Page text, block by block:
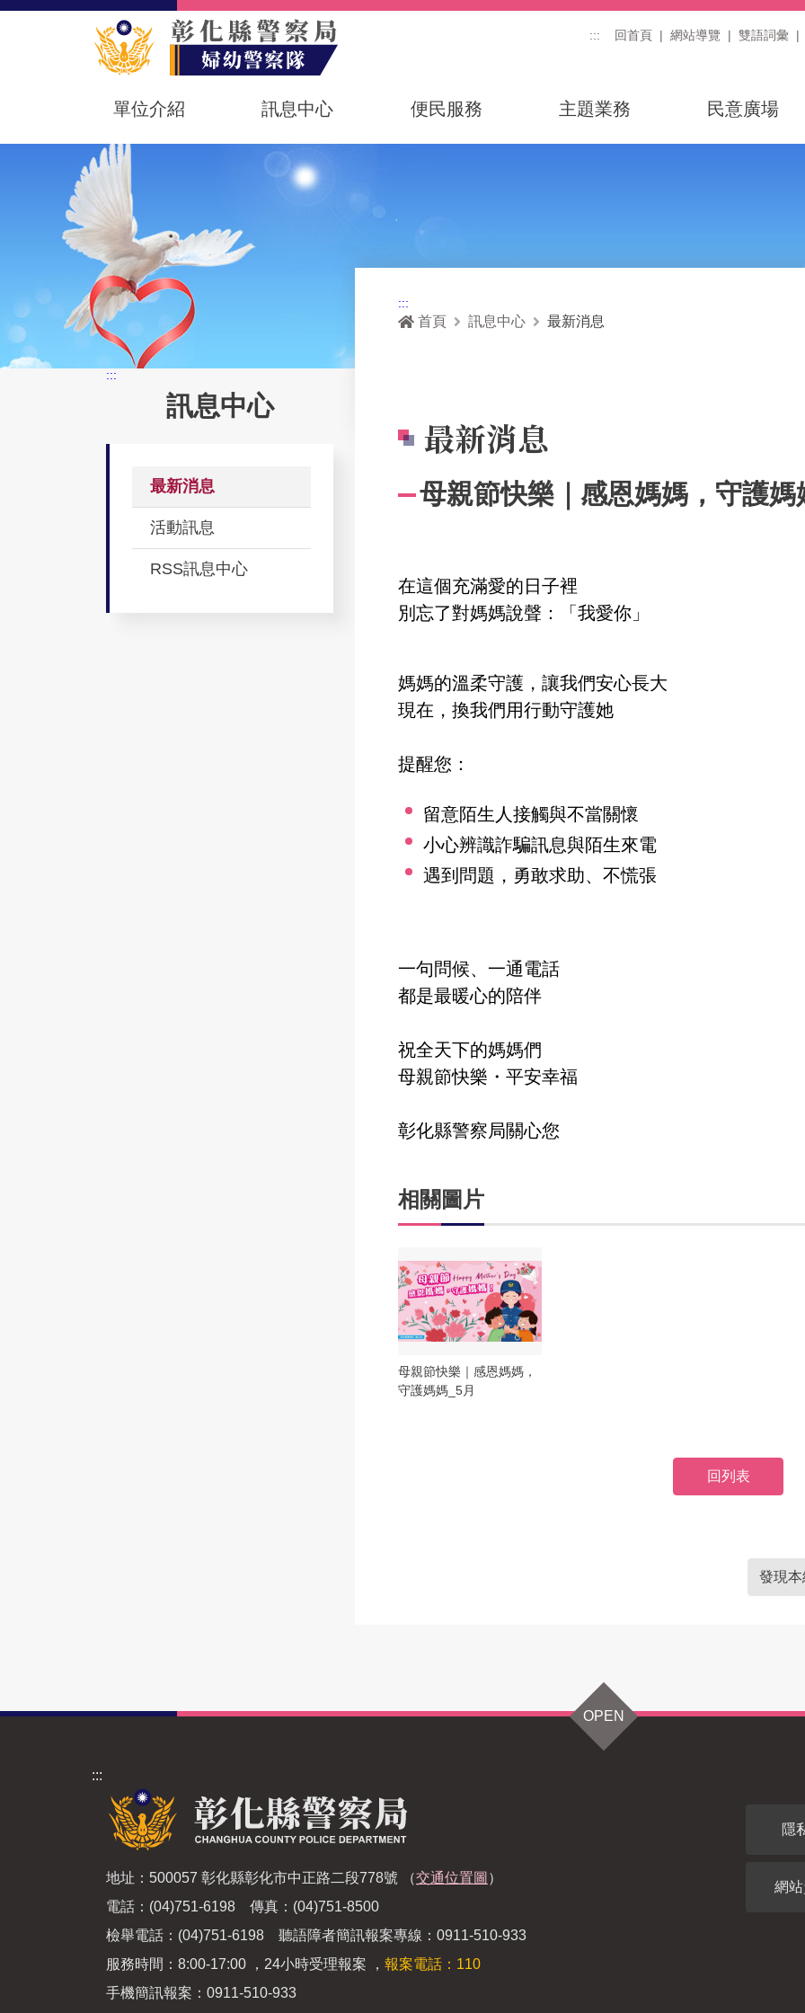
::: 回首頁 網站導覽 雙語詞彙
單位介紹 訊息中心 便民服務 主題業務 民意廣場
:::
訊息中心
最新消息
活動訊息
RSS訊息中心
:::
首頁 訊息中心 最新消息
最新消息
母親節快樂｜感恩媽媽，守護媽
在這個充滿愛的日子裡
別忘了對媽媽說聲：「我愛你」
媽媽的溫柔守護，讓我們安心長大
現在，換我們用行動守護她
提醒您：
留意陌生人接觸與不當關懷
小心辨識詐騙訊息與陌生來電
遇到問題，勇敢求助、不慌張
一句問候、一通電話
都是最暖心的陪伴
祝全天下的媽媽們
母親節快樂・平安幸福
彰化縣警察局關心您
相關圖片
母親節快樂｜感恩媽媽，
守護媽媽_5月
回列表
發現
OPEN
:::
地址：500057 彰化縣彰化市中正路二段778號 （交通位置圖 ）
電話：(04)751-6198 傳真：(04)751-8500
檢舉電話：(04)751-6198 聽語障者簡訊報案專線：0911-510-933
服務時間：8:00-17:00 ，24小時受理報案 ， 報案電話：110
手機簡訊報案：0911-510-933
隱
網